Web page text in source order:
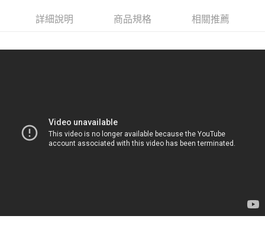
7-11取貨付款<未取貨列黑名單/不支援離島取退>
7-11取貨<不支援離島取退>
詳細說明 商品規格 相關推薦